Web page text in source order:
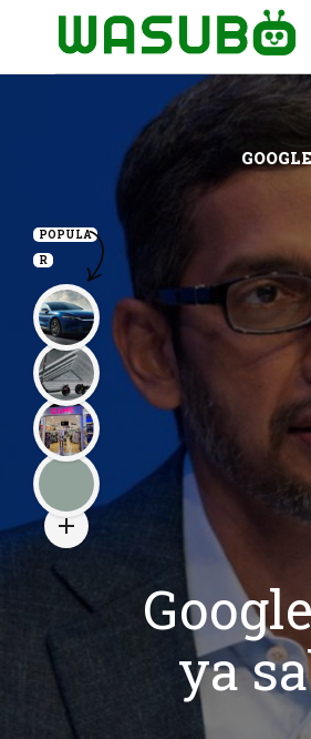
ya
POPULA
R